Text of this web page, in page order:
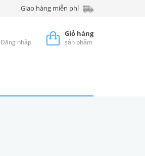
Giao hàng miễn phí
Đăng nhập
Giỏ hàng
sản phẩm